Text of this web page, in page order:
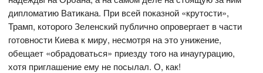
дипломатию Ватикана. При всей показной «крутости»,
Трамп, которого Зеленский публично опровергает в части
готовности Киева к миру, несмотря на это унижение,
обещает «обрадоваться» приезду того на инаугурацию,
хотя приглашение ему не посылал. О, как!